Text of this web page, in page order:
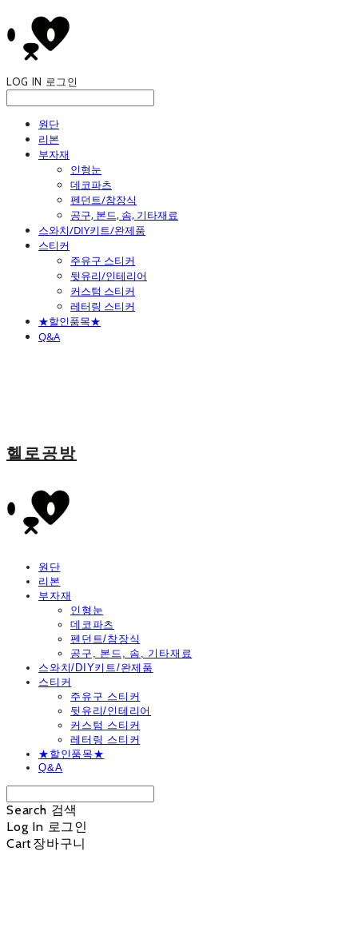
LOG IN 로그인
원단
리본
부자재
인형눈
데코파츠
펜던트/참장식
공구, 본드, 솜, 기타재료
스와치/DIY키트/완제품
스티커
주유구 스티커
뒷유리/인테리어
커스텀 스티커
레터링 스티커
★할인품목★
Q&A
헬로공방
원단
리본
부자재
인형눈
데코파츠
펜던트/참장식
공구, 본드, 솜, 기타재료
스와치/DIY키트/완제품
스티커
주유구 스티커
뒷유리/인테리어
커스텀 스티커
레터링 스티커
★할인품목★
Q&A
Search 검색
Log In 로그인
Cart장바구니